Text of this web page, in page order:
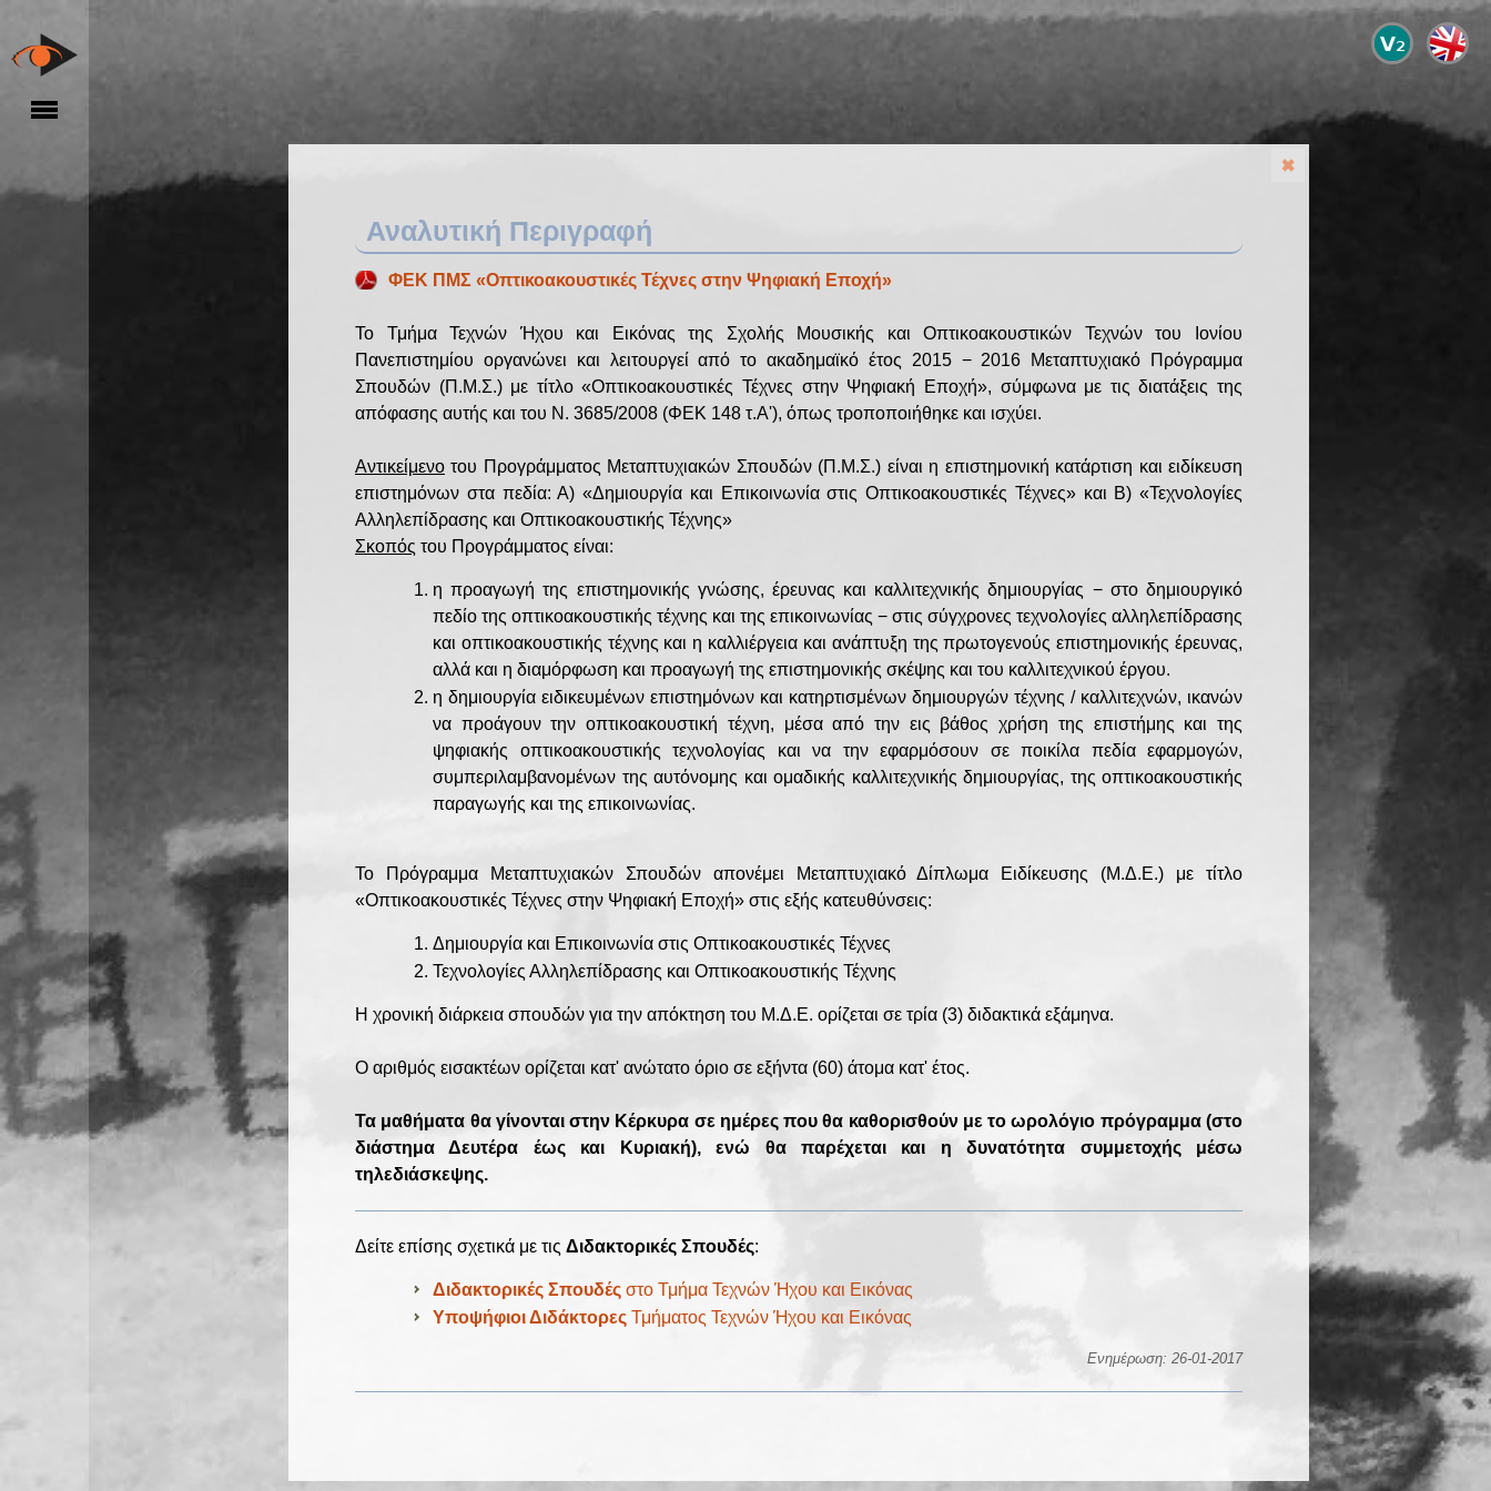
Αναλυτική Περιγραφή
ΦΕΚ ΠΜΣ «Οπτικοακουστικές Τέχνες στην Ψηφιακή Εποχή»
Το Τμήμα Τεχνών Ήχου και Εικόνας της Σχολής Μουσικής και Οπτικοακουστικών Τεχνών του Ιονίου
Πανεπιστημίου οργανώνει και λειτουργεί από το ακαδημαϊκό έτος 2015 − 2016 Μεταπτυχιακό Πρόγραμμα
Σπουδών (Π.Μ.Σ.) με τίτλο «Οπτικοακουστικές Τέχνες στην Ψηφιακή Εποχή», σύμφωνα με τις διατάξεις της
απόφασης αυτής και του Ν. 3685/2008 (ΦΕΚ 148 τ.Α'), όπως τροποποιήθηκε και ισχύει.
Αντικείμενο του Προγράμματος Μεταπτυχιακών Σπουδών (Π.Μ.Σ.) είναι η επιστημονική κατάρτιση και ειδίκευση
επιστημόνων στα πεδία: Α) «Δημιουργία και Επικοινωνία στις Οπτικοακουστικές Τέχνες» και Β) «Τεχνολογίες
Αλληλεπίδρασης και Οπτικοακουστικής Τέχνης»
Σκοπός του Προγράμματος είναι:
η προαγωγή της επιστημονικής γνώσης, έρευνας και καλλιτεχνικής δημιουργίας − στο δημιουργικό
πεδίο της οπτικοακουστικής τέχνης και της επικοινωνίας − στις σύγχρονες τεχνολογίες αλληλεπίδρασης
και οπτικοακουστικής τέχνης και η καλλιέργεια και ανάπτυξη της πρωτογενούς επιστημονικής έρευνας,
αλλά και η διαμόρφωση και προαγωγή της επιστημονικής σκέψης και του καλλιτεχνικού έργου.
η δημιουργία ειδικευμένων επιστημόνων και κατηρτισμένων δημιουργών τέχνης / καλλιτεχνών, ικανών
να προάγουν την οπτικοακουστική τέχνη, μέσα από την εις βάθος χρήση της επιστήμης και της
ψηφιακής οπτικοακουστικής τεχνολογίας και να την εφαρμόσουν σε ποικίλα πεδία εφαρμογών,
συμπεριλαμβανομένων της αυτόνομης και ομαδικής καλλιτεχνικής δημιουργίας, της οπτικοακουστικής
παραγωγής και της επικοινωνίας.
Το Πρόγραμμα Μεταπτυχιακών Σπουδών απονέμει Μεταπτυχιακό Δίπλωμα Ειδίκευσης (Μ.Δ.Ε.) με τίτλο
«Οπτικοακουστικές Τέχνες στην Ψηφιακή Εποχή» στις εξής κατευθύνσεις:
Δημιουργία και Επικοινωνία στις Οπτικοακουστικές Τέχνες
Τεχνολογίες Αλληλεπίδρασης και Οπτικοακουστικής Τέχνης
Η χρονική διάρκεια σπουδών για την απόκτηση του Μ.Δ.Ε. ορίζεται σε τρία (3) διδακτικά εξάμηνα.
Ο αριθμός εισακτέων ορίζεται κατ' ανώτατο όριο σε εξήντα (60) άτομα κατ' έτος.
Τα μαθήματα θα γίνονται στην Κέρκυρα σε ημέρες που θα καθορισθούν με το ωρολόγιο πρόγραμμα (στο
διάστημα Δευτέρα έως και Κυριακή), ενώ θα παρέχεται και η δυνατότητα συμμετοχής μέσω
τηλεδιάσκεψης.
Δείτε επίσης σχετικά με τις Διδακτορικές Σπουδές:
Διδακτορικές Σπουδές στο Τμήμα Τεχνών Ήχου και Εικόνας
Υποψήφιοι Διδάκτορες Τμήματος Τεχνών Ήχου και Εικόνας
Ενημέρωση: 26-01-2017